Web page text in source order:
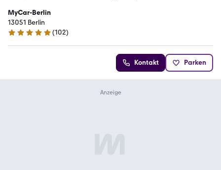
MyCar-Berlin
13051 Berlin
4.9 Sterne
(102)
Kontakt Parken